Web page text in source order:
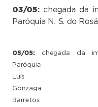
03/05:chegada da
Paróquia N. S. do
05/05: chegada da
Luís
Barretos